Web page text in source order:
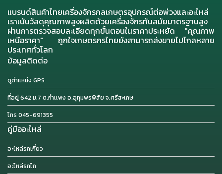
แบรนด์สินค้าไทยเครื่องจักรกลเกษตรอุปกรณ์ต่อพ่วงและอะไหล่
เราเน้นวัสดุคุณภาพสูงผลิตด้วยเครื่องจักรทันสมัยมาตรฐานสูง
ผ่านการตรวจสอบละเอียดทุกขั้นตอนในราคาประหยัด "คุณภาพ
เหนือราคา" ถูกใจเกษตรกรไทยยังสามารถส่งขายไปไกลหลาย
ประเทศทั่วโลก
ข้อมูลติดต่อ
ดูตำแหน่ง GPS
ที่อยู่ 642 ม.7 ต.กำเเพง อ.อุทุมพรพิสัย จ.ศรีสะเกษ
โทร 045-691355
คู่มืออะไหล่
อะไหล่รถเกี่ยว
อะไหล่รถไถ